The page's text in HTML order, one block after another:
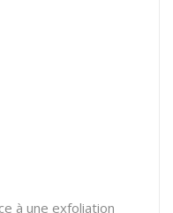
à une exfoliation